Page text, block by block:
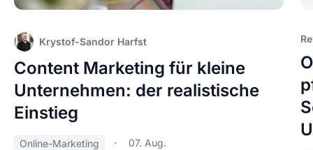
Krystof-Sandor Harfst
Content Marketing für kleine
Unternehmen: der realistische
Einstieg
Online-Marketing 07. Aug.